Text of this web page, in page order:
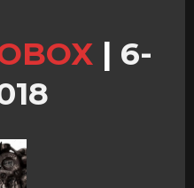
| 6-